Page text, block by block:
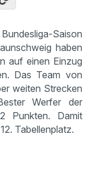
Saison
haben
auf einen Einzug
Das Team von
weiten Strecken
Werfer der
Punkten. Damit
Tabellenplatz.